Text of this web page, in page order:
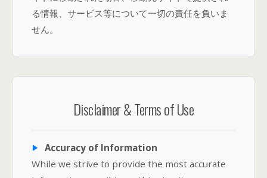
る情報、サービス等について一切の責任を負いま
せん。
Disclaimer & Terms of Use
Accuracy of Information
While we strive to provide the most accurate